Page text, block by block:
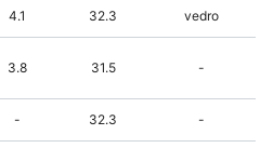
4.1 32.3 vedro
3.8 31.5 -
- 32.3 -